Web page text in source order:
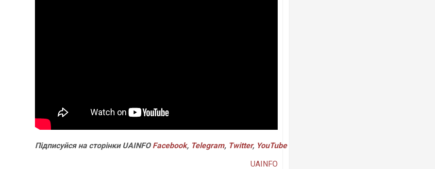
Підписуйся на сторінки UAINFO Facebook, Telegram, Twitter, YouTube
UAINFO